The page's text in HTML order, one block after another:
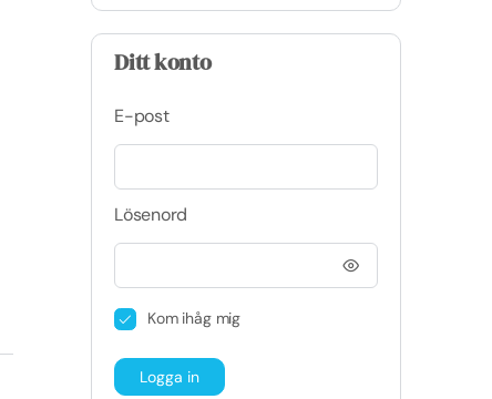
Ditt konto
E-post
Lösenord
Kom ihåg mig